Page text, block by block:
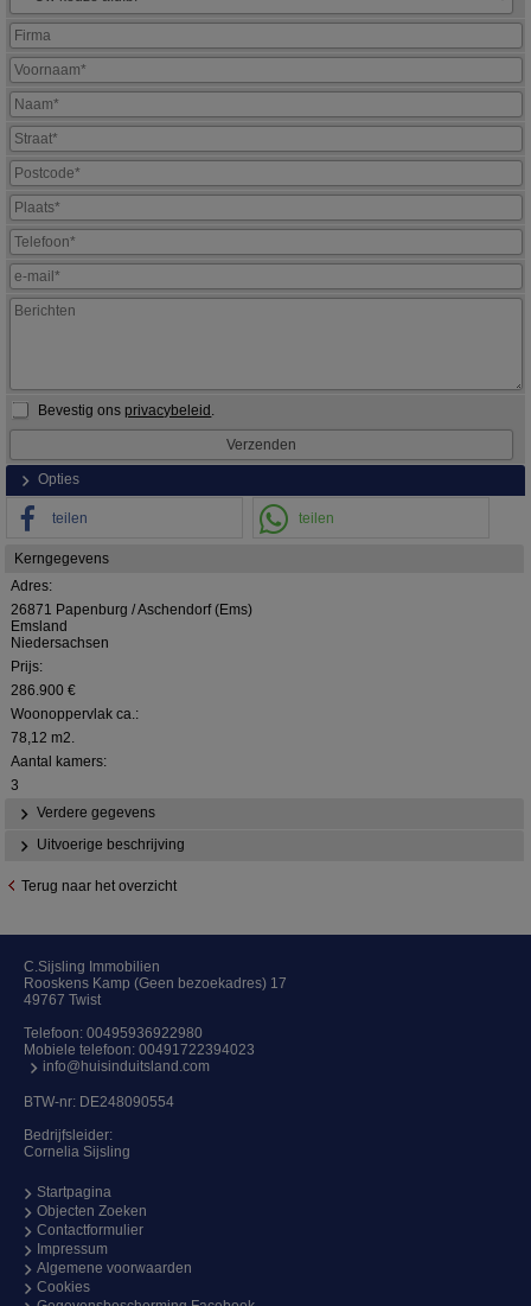
Bevestig ons privacybeleid .
Opties
teilen teilen
Kerngegevens
Adres:
26871 Papenburg / Aschendorf (Ems)
Emsland
Niedersachsen
Prijs:
286.900 €
Woonoppervlak ca.:
78,12 m2.
Aantal kamers:
3
Verdere gegevens
Uitvoerige beschrijving
Terug naar het overzicht
C.Sijsling Immobilien
Rooskens Kamp (Geen bezoekadres) 17
49767 Twist
Telefoon: 00495936922980
Mobiele telefoon: 00491722394023
info@huisinduitsland.com
BTW-nr: DE248090554
Bedrijfsleider:
Cornelia Sijsling
Startpagina
Objecten Zoeken
Contactformulier
Impressum
Algemene voorwaarden
Cookies